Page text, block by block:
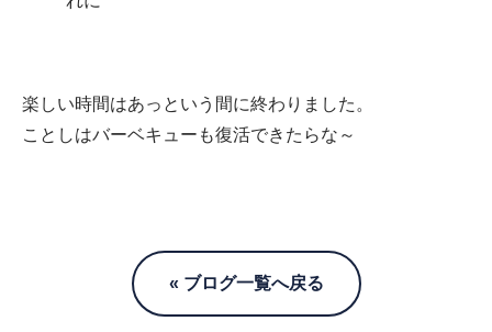
楽しい時間はあっという間に終わりました。
ことしはバーベキューも復活できたらな～
« ブログ一覧へ戻る